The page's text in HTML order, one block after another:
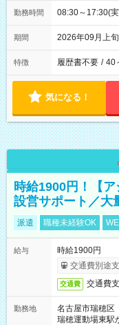
勤務時間 08:30～17:30(
期間 2026年09月上
特徴 履歴書不要 / 40
気になる！
時給1900円！【
設営サポート／大
派遣 職種未経験OK
給与
時給1900円
交通費別途
交通費 交通費
勤務地
名古屋市瑞穂区
瑞穂運動場東駅